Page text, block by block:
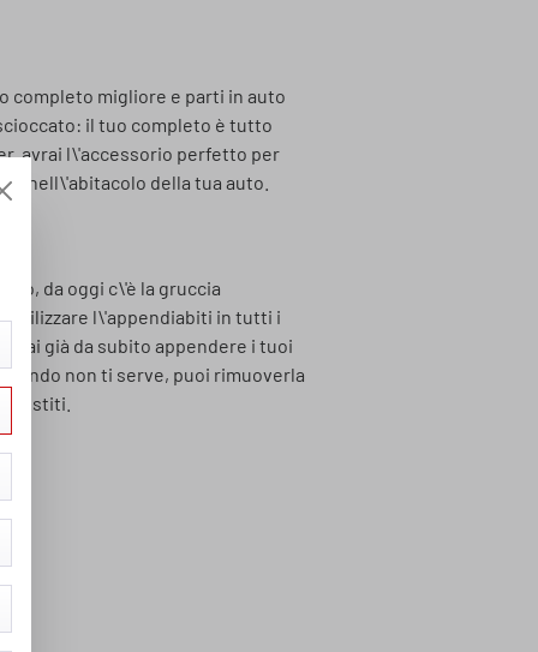
completo migliore e parti in auto
il tuo completo è tutto
avrai l\'accessorio perfetto per
nell\'abitacolo della tua auto.
da oggi c\'è la gruccia
utilizzare l\'appendiabiti in tutti i
già da subito appendere i tuoi
non ti serve, puoi rimuoverla
vestiti.